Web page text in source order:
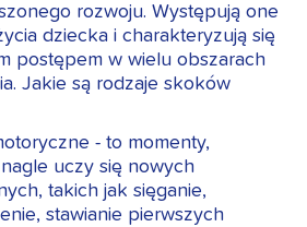
rozwoju. Występują one
dziecka i charakteryzują się
postępem w wielu obszarach
Jakie są rodzaje skoków
- to momenty,
uczy się nowych
takich jak sięganie,
stawianie pierwszych